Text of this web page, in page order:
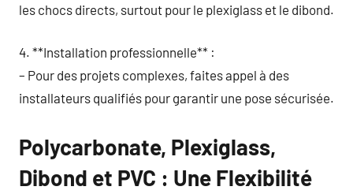
les chocs directs, surtout pour le plexiglass et le dibond.
4. **Installation professionnelle** :
– Pour des projets complexes, faites appel à des
installateurs qualifiés pour garantir une pose sécurisée.
Polycarbonate, Plexiglass,
Dibond et PVC : Une Flexibilité